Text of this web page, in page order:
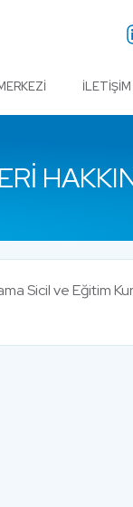
İLETIŞIM
Sicil ve Eğitim